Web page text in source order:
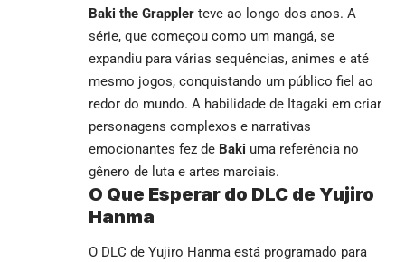
Baki the Grappler teve ao longo dos anos. A
série, que começou como um mangá, se
expandiu para várias sequências, animes e até
mesmo jogos, conquistando um público fiel ao
redor do mundo. A habilidade de Itagaki em criar
personagens complexos e narrativas
emocionantes fez de Baki uma referência no
gênero de luta e artes marciais.
O Que Esperar do DLC de Yujiro
Hanma
O DLC de Yujiro Hanma está programado para